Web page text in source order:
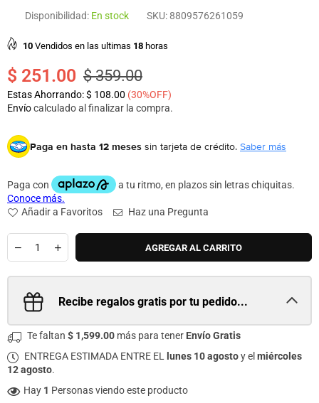
Disponibilidad: En stock SKU:8809576261059
10 Vendidos en las ultimas 18 horas
habitual
$ 251.00 $ 359.00
Estas Ahorrando:$ 108.00 (30%OFF)
Envíocalculado al finalizar la compra.
Paga en hasta 12 meses sin tarjeta de crédito. Saber más
Añadir a Favoritos Haz una Pregunta
Cantidad
AGREGAR AL CARRITO
Recibe regalos gratis por tu pedido...
Te faltan $ 1,599.00 más para tener Envío Gratis
ENTREGA ESTIMADA ENTRE EL
lunes 10 agostoy el miércoles
12 agosto.
Hay 1 Personas viendo este producto